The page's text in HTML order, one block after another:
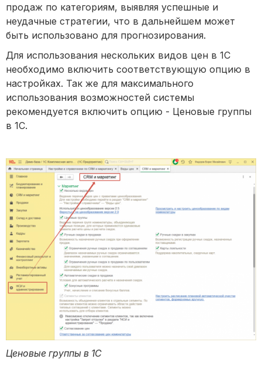
продаж по категориям, выявляя успешные и
неудачные стратегии, что в дальнейшем может
быть использовано для прогнозирования.
Для использования нескольких видов цен в 1С
необходимо включить соответствующую опцию в
настройках. Так же для максимального
использования возможностей системы
рекомендуется включить опцию - Ценовые группы
в 1С.
Ценовые группы в 1С